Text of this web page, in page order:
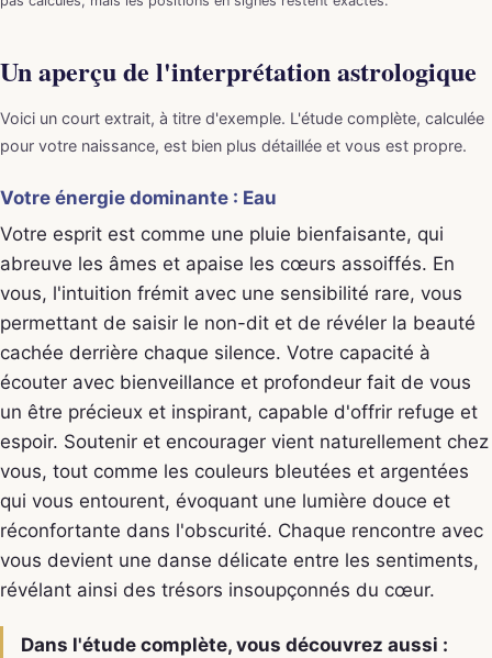
Un aperçu de l'interprétation astrologique
Voici un court extrait, à titre d'exemple. L'étude complète, calculée
pour votre naissance, est bien plus détaillée et vous est propre.
Votre énergie dominante : Eau
Votre esprit est comme une pluie bienfaisante, qui
abreuve les âmes et apaise les cœurs assoiffés. En
vous, l'intuition frémit avec une sensibilité rare, vous
permettant de saisir le non-dit et de révéler la beauté
cachée derrière chaque silence. Votre capacité à
écouter avec bienveillance et profondeur fait de vous
un être précieux et inspirant, capable d'offrir refuge et
espoir. Soutenir et encourager vient naturellement chez
vous, tout comme les couleurs bleutées et argentées
qui vous entourent, évoquant une lumière douce et
réconfortante dans l'obscurité. Chaque rencontre avec
vous devient une danse délicate entre les sentiments,
révélant ainsi des trésors insoupçonnés du cœur.
Dans l'étude complète, vous découvrez aussi :